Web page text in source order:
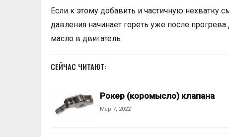
Если к этому добавить и частичную нехватку
давления начинает гореть уже после
масло в двигатель.
СЕЙЧАС ЧИТАЮТ:
Рокер (коромысло) клапана
Мар 7, 2022